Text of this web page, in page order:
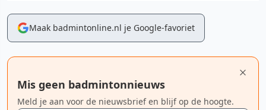
Maak badmintonline.nl je Google-favoriet
Mis geen badmintonnieuws
Meld je aan voor de nieuwsbrief en blijf op de hoogte.